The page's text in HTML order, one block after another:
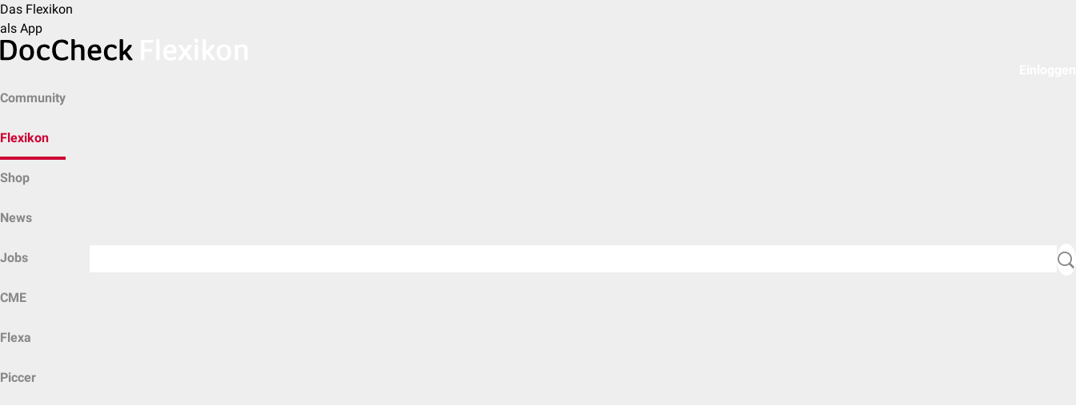
Das Flexikon
als App
Community
Flexikon
Shop
News
Jobs
CME
Flexa
Piccer